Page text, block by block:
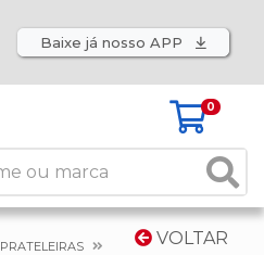
Baixe já nosso APP
0
VOLTAR
PRATELEIRAS